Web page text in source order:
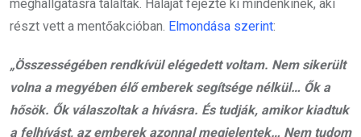
meghallgatásra találtak. Háláját fejezte ki mindenkinek, aki
részt vett a mentőakcióban. Elmondása szerint:
„Összességében rendkívül elégedett voltam. Nem sikerült
volna a megyében élő emberek segítsége nélkül… Ők a
hősök. Ők válaszoltak a hívásra. És tudják, amikor kiadtuk
a felhívást, az emberek azonnal megjelentek… Nem tudom